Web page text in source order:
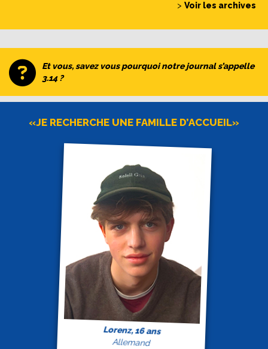
> Voir les archives
Et vous, savez vous pourquoi notre journal s’appelle
3.14 ?
«JE RECHERCHE UNE FAMILLE D’ACCUEIL»
Lorenz, 16 ans
Allemand